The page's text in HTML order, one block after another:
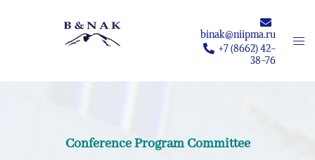
binak@niipma.ru
+7 (8662) 42-
38-76
Conference Program Committee